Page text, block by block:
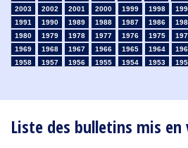
Liste des bulletins mis en
2003
2002 2001 2000 1999 1998
1991
1990 1989 1988 1987 1986
1980
1979 1978 1977 1976 1975
1969
1968 1967 1966 1965 1964
1958
1957 1956 1955 1954 1953
1910
1909 1908 1906 1905 1904